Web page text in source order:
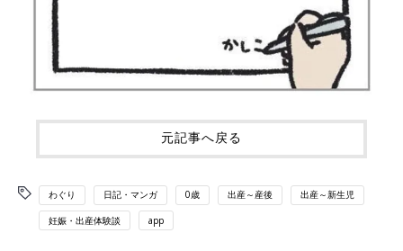
元記事へ戻る
わぐり 日記・マンガ 0歳 出産～産後 出産～新生児
妊娠・出産体験談 app